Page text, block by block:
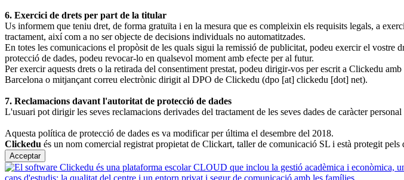
6. Exercici de drets per part de la titular
Us informem que teniu dret, de forma gratuïta i en la mesura que es compleixin els requisits legals, a
tractament, així com a no ser objecte de decisions individuals no automatitzades.
En totes les comunicacions el propòsit de les quals sigui la remissió de publicitat, podeu exercir el
protecció de dades, podeu revocar-lo en qualsevol moment amb efecte per al futur.
Per exercir aquests drets o la retirada del consentiment prestat, podeu dirigir-vos per escrit a Clickedu
Barcelona o mitjançant correu electrònic dirigit al DPO de Clickedu (dpo [at] clickedu [dot] net).
7. Reclamacions davant l'autoritat de protecció de dades
L'usuari pot dirigir les seves reclamacions derivades del tractament de les seves dades de caràcter
Aquesta política de protecció de dades es va modificar per última el desembre del 2018.
Clickedu és un nom comercial registrat propietat de Clickart, taller de comunicació SL i està protegit pels
Acceptar